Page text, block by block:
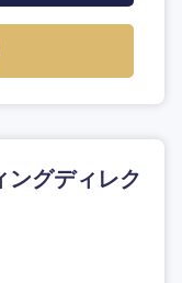
グディレク